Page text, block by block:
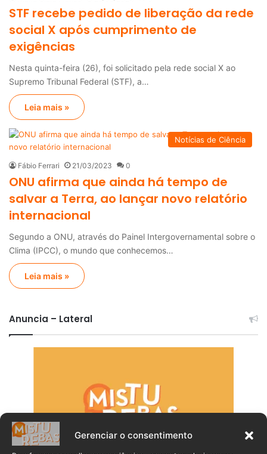
Gerenciar o consentimento
STF recebe pedido de liberação da rede
social X após cumprimento de
exigências
Nesta quinta-feira (26), foi solicitado pela rede social X ao
Supremo Tribunal Federal (STF), a…
Leia mais »
Notícias de Ciência
Fábio Ferrari 21/03/2023 0
ONU afirma que ainda há tempo de
salvar a Terra, ao lançar novo relatório
internacional
Segundo a ONU, através do Painel Intergovernamental sobre o
Clima (IPCC), o mundo que conhecemos…
Leia mais »
Anuncia – Lateral